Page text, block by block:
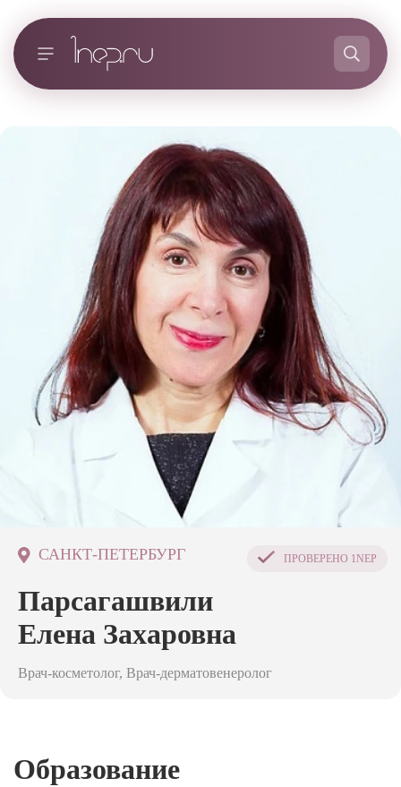
САНКТ-ПЕТЕРБУРГ ПРОВЕРЕНО 1NEP
Парсагашвили
Елена Захаровна
Врач-косметолог, Врач-дерматовенеролог
Образование